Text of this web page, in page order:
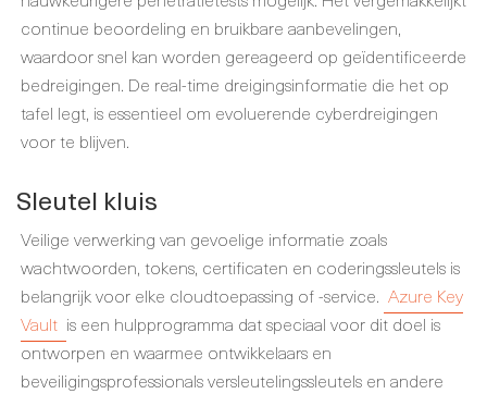
continue beoordeling en bruikbare aanbevelingen,
waardoor snel kan worden gereageerd op geïdentificeerde
bedreigingen. De real-time dreigingsinformatie die het op
tafel legt, is essentieel om evoluerende cyberdreigingen
voor te blijven.
Sleutel kluis
Veilige verwerking van gevoelige informatie zoals
wachtwoorden, tokens, certificaten en coderingssleutels is
belangrijk voor elke cloudtoepassing of -service. Azure Key
Vault is een hulpprogramma dat speciaal voor dit doel is
ontworpen en waarmee ontwikkelaars en
beveiligingsprofessionals versleutelingssleutels en andere